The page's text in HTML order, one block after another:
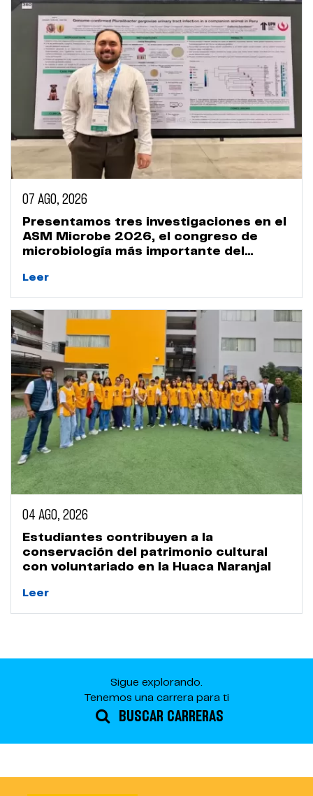
07 AGO, 2026
Presentamos tres investigaciones en el
ASM Microbe 2026, el congreso de
microbiología más importante del
Leer
04 AGO, 2026
Estudiantes contribuyen a la
conservación del patrimonio cultural
con voluntariado en la Huaca Naranjal
Leer
Sigue explorando.
Tenemos una carrera para ti
BUSCAR CARRERAS